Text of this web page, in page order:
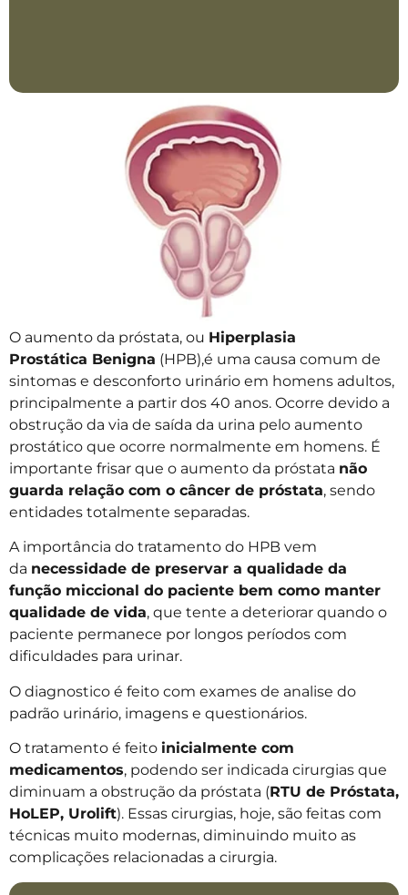
O aumento da próstata, ou Hiperplasia
Prostática Benigna (HPB),é uma causa comum de
sintomas e desconforto urinário em homens adultos,
principalmente a partir dos 40 anos. Ocorre devido a
obstrução da via de saída da urina pelo aumento
prostático que ocorre normalmente em homens. É
importante frisar que o aumento da próstata não
guarda relação com o câncer de próstata, sendo
entidades totalmente separadas.
A importância do tratamento do HPB vem
da necessidade de preservar a qualidade da
função miccional do paciente bem como manter
qualidade de vida, que tente a deteriorar quando o
paciente permanece por longos períodos com
dificuldades para urinar.
O diagnostico é feito com exames de analise do
padrão urinário, imagens e questionários.
O tratamento é feito inicialmente com
medicamentos, podendo ser indicada cirurgias que
diminuam a obstrução da próstata (RTU de Próstata,
HoLEP, Urolift). Essas cirurgias, hoje, são feitas com
técnicas muito modernas, diminuindo muito as
complicações relacionadas a cirurgia.